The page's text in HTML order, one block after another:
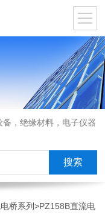
，绝缘材料，电子仪器
桥系列>PZ158B直流电